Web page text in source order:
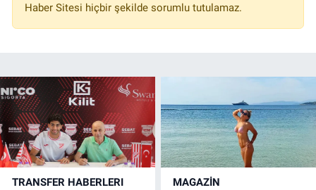
Haber Sitesi hiçbir şekilde sorumlu tutulamaz.
TRANSFER HABERLERI MAGAZİN